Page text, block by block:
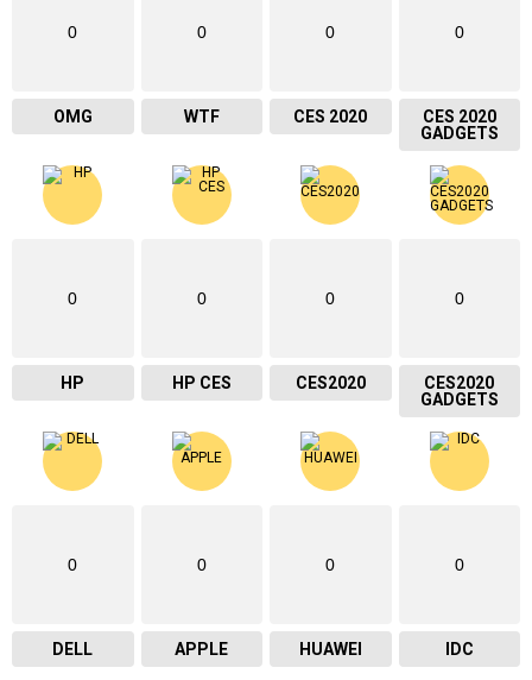
0
OMG
0
WTF
0
CES 2020
0
CES 2020
GADGETS
0
HP
0
HP CES
0
CES2020
0
CES2020
GADGETS
0
DELL
0
APPLE
0
HUAWEI
0
IDC